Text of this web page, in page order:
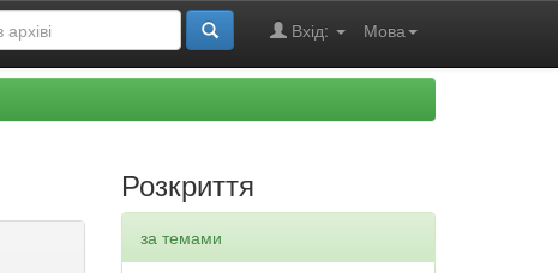
Мова
Вхід:
Розкриття
за темами